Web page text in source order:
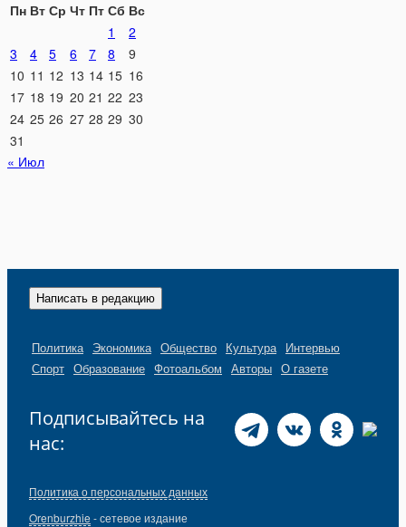
Пн Вт Ср Чт Пт Сб Вс
1
2
3
4 5 6 7 8
9
10 11 12 13 14 15 16
17 18 19 20 21 22 23
24 25 26 27 28 29 30
31
« Июл
Написать в редакцию
Политика Экономика Общество Культура Интервью
Спорт Образование Фотоальбом Авторы О газете
Подписывайтесь на
нас:
Политика о персональных данных
Orenburzhie - сетевое издание